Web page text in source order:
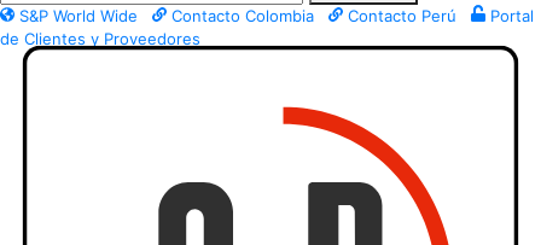
S&P World Wide Contacto Colombia Contacto Perú
Portal
de Clientes y Proveedores